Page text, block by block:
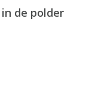
de polder